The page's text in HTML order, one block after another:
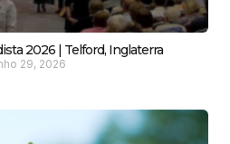
2026 | Telford, Inglaterra
29, 2026